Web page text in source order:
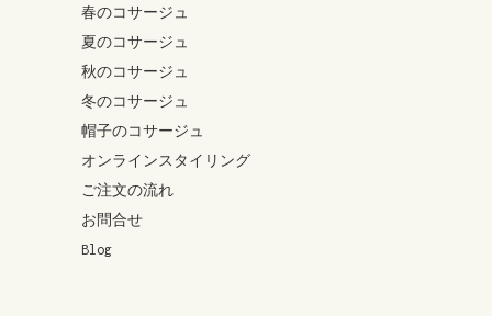
春のコサージュ
夏のコサージュ
秋のコサージュ
冬のコサージュ
帽子のコサージュ
オンラインスタイリング
ご注文の流れ
お問合せ
Blog